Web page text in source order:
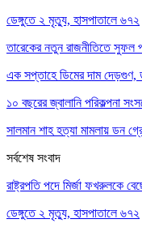
ডেঙ্গুতে ২ মৃত্যু, হাসপাতালে ৬৭২
তারেকের নতুন রাজনীতিতে সুফল
এক সপ্তাহে ডিমের দাম দেড়গুণ,
১০ বছরের জ্বালানি পরিকল্পনা
সালমান শাহ হত্যা মামলায় ডন
সর্বশেষ সংবাদ
রাষ্ট্রপতি পদে মির্জা ফখরুলকে
ডেঙ্গুতে ২ মৃত্যু, হাসপাতালে ৬৭২